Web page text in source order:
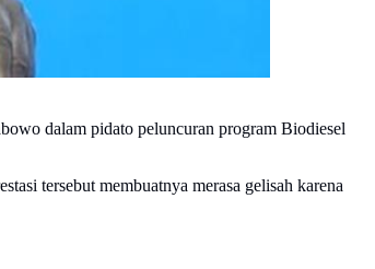
dalam pidato peluncuran program Biodiesel
tersebut membuatnya merasa gelisah karena